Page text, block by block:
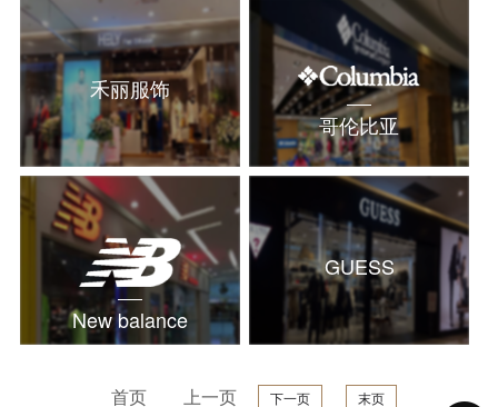
禾丽服饰
哥伦比亚
New balance
GUESS
首页 上一页 下一页 末页